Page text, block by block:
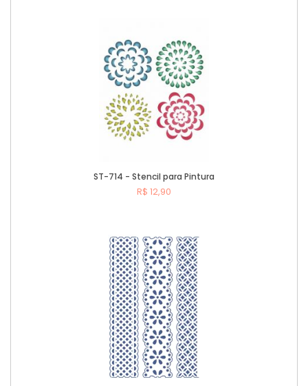
ST-714 - Stencil para Pintura
R$ 12,90